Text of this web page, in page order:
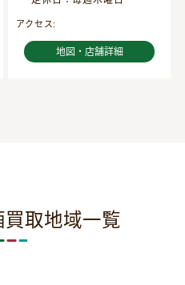
アクセス:
地図・店舗詳細
取地域一覧